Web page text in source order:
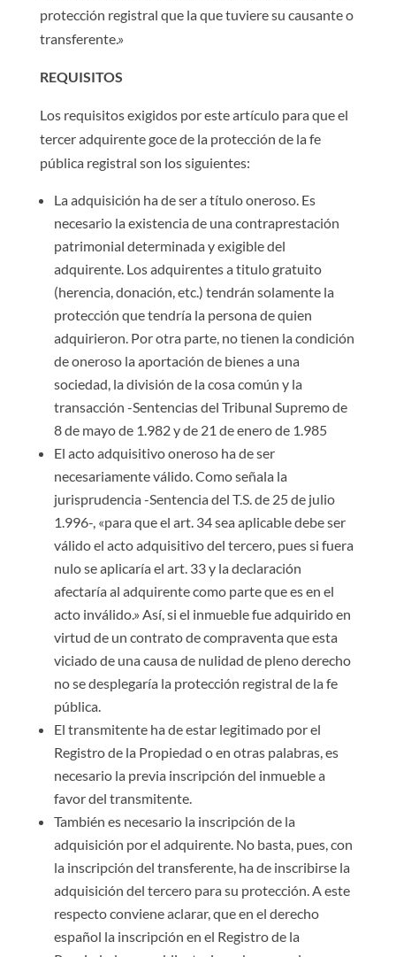
protección registral que la que tuviere su causante o
transferente.»
REQUISITOS
Los requisitos exigidos por este artículo para que el
tercer adquirente goce de la protección de la fe
pública registral son los siguientes:
La adquisición ha de ser a título oneroso. Es
necesario la existencia de una contraprestación
patrimonial determinada y exigible del
adquirente. Los adquirentes a titulo gratuito
(herencia, donación, etc.) tendrán solamente la
protección que tendría la persona de quien
adquirieron. Por otra parte, no tienen la condición
de oneroso la aportación de bienes a una
sociedad, la división de la cosa común y la
transacción -Sentencias del Tribunal Supremo de
8 de mayo de 1.982 y de 21 de enero de 1.985
El acto adquisitivo oneroso ha de ser
necesariamente válido. Como señala la
jurisprudencia -Sentencia del T.S. de 25 de julio
1.996-, «para que el art. 34 sea aplicable debe ser
válido el acto adquisitivo del tercero, pues si fuera
nulo se aplicaría el art. 33 y la declaración
afectaría al adquirente como parte que es en el
acto inválido.» Así, si el inmueble fue adquirido en
virtud de un contrato de compraventa que esta
viciado de una causa de nulidad de pleno derecho
no se desplegaría la protección registral de la fe
pública.
El transmitente ha de estar legitimado por el
Registro de la Propiedad o en otras palabras, es
necesario la previa inscripción del inmueble a
favor del transmitente.
También es necesario la inscripción de la
adquisición por el adquirente. No basta, pues, con
la inscripción del transferente, ha de inscribirse la
adquisición del tercero para su protección. A este
respecto conviene aclarar, que en el derecho
español la inscripción en el Registro de la